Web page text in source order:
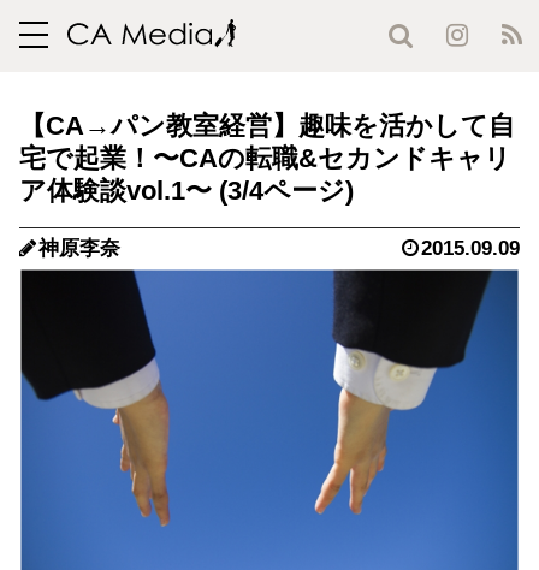
toggle
【CA→パン教室経営】趣味を活かして自
宅で起業！〜CAの転職&セカンドキャリ
ア体験談vol.1〜 (3/4ページ)
神原李奈 2015.09.09